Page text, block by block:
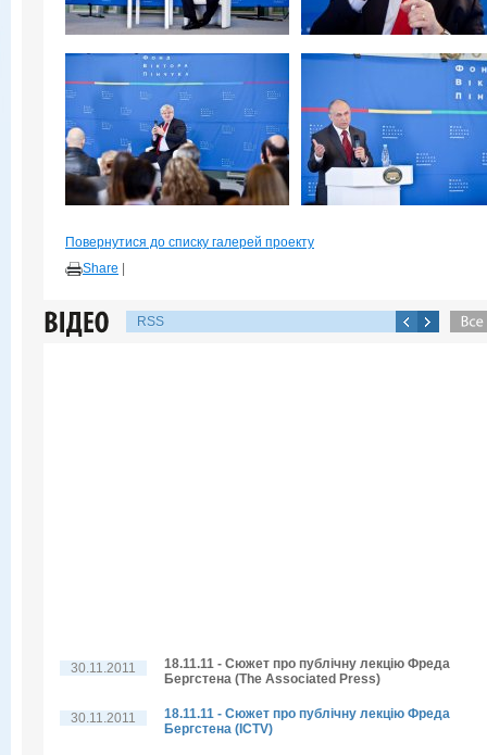
Повернутися до списку галерей проекту
Share
RSS
30.11.2011
18.11.11 - Сюжет про публічну лекцію Фреда
Бергстена (The Associated Press)
30.11.2011
18.11.11 - Сюжет про публічну лекцію Фреда
Бергстена (ICTV)